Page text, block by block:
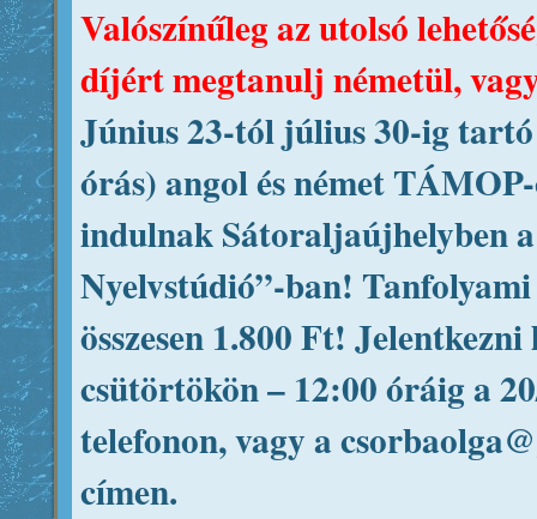
Valószínűleg az utolsó
díjért megtanulj németül,
Június 23-tól július 30-ig
órás) angol és német
indulnak Sátoraljaújhelyben a
Nyelvstúdió”-ban!
összesen 1.800 Ft!
csütörtökön – 12:00 óráig a
telefonon, vagy a
címen.